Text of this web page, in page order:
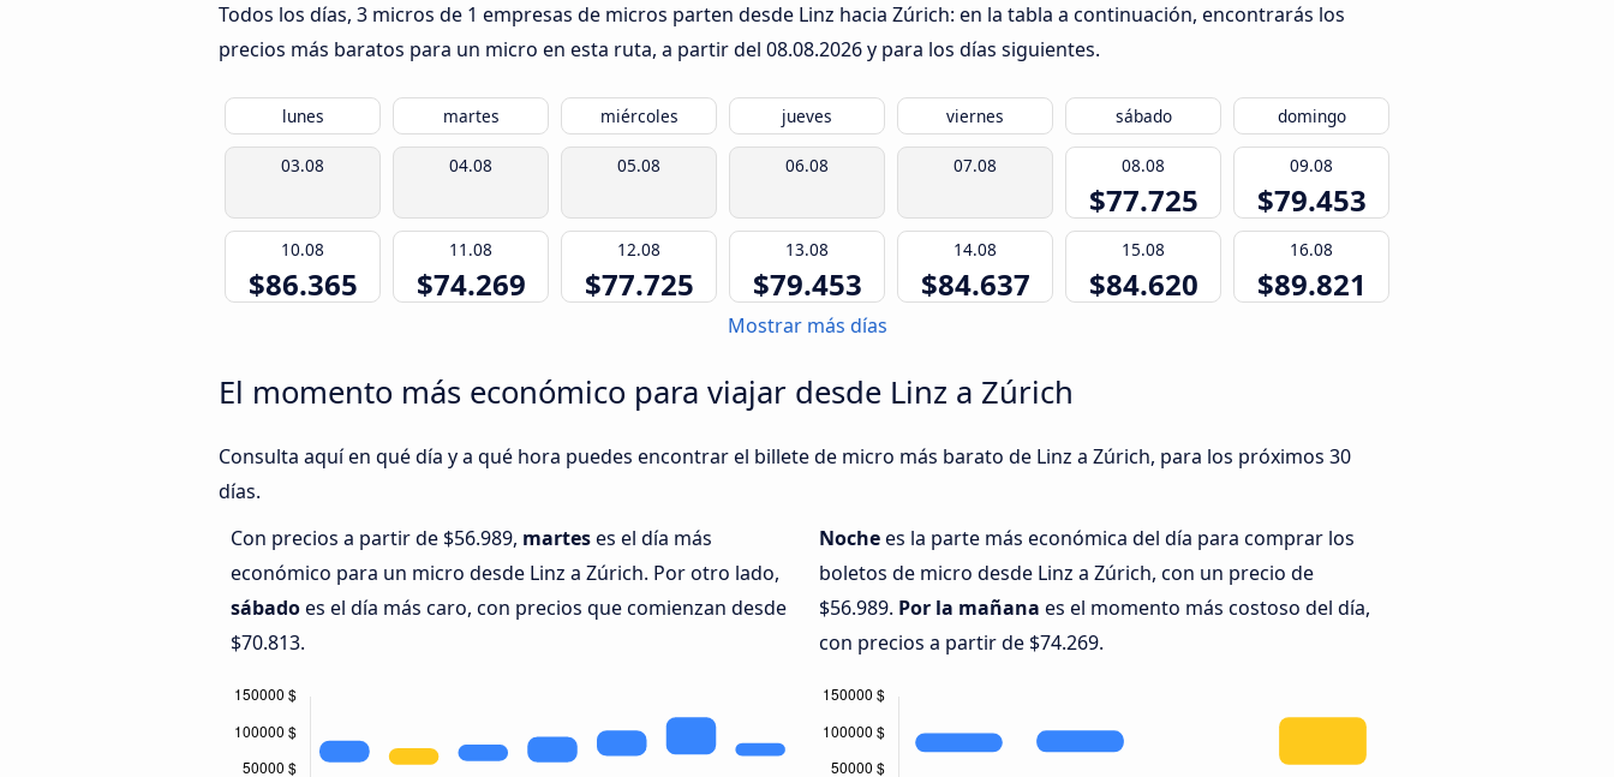
Todos los días, 3 micros de 1 empresas de micros parten desde Linz hacia Zúrich: en la tabla a continuación, encontrarás los
precios más baratos para un micro en esta ruta, a partir del 08.08.2026y para los días siguientes.
lunes martes miércoles jueves viernes sábado domingo
03.08 04.08 05.08 06.08 07.08 08.08
$77.725
09.08
$79.453
10.08
$86.365
11.08
$74.269
12.08
$77.725
13.08
$79.453
14.08
$84.637
15.08
$84.620
16.08
$89.821
Mostrar más días
El momento más económico para viajar desde Linz a Zúrich
Consulta aquí en qué día y a qué hora puedes encontrar el billete de micro más barato de Linz a Zúrich, para los próximos 30
días.
Con precios a partir de $56.989, marteses el día más
económico para un micro desde Linz a Zúrich. Por otro lado,
sábadoes el día más caro, con precios que comienzan desde
$70.813.
Nochees la parte más económica del día para comprar los
boletos de micro desde Linz a Zúrich, con un precio de
$56.989. Por la mañana es el momento más costoso del día,
con precios a partir de $74.269.